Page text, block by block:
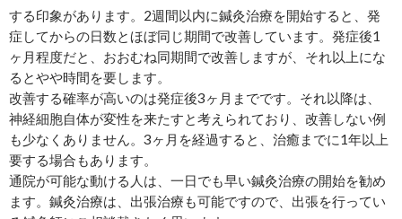
する印象があります。2週間以内に鍼灸治療を開始すると、発
症してからの日数とほぼ同じ期間で改善しています。発症後1
ヶ月程度だと、おおむね同期間で改善しますが、それ以上にな
るとやや時間を要します。
改善する確率が高いのは発症後3ヶ月までです。それ以降は、
神経細胞自体が変性を来たすと考えられており、改善しない例
も少なくありません。3ヶ月を経過すると、治癒までに1年以上
要する場合もあります。
通院が可能な動ける人は、一日でも早い鍼灸治療の開始を勧め
ます。鍼灸治療は、出張治療も可能ですので、出張を行ってい